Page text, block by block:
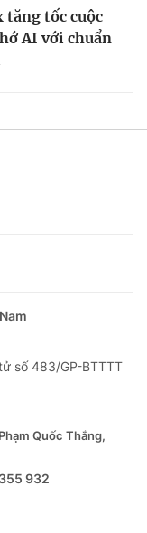
tăng tốc cuộc
AI với chuẩn
số 483/GP-BTTTT
Quốc Thắng,
932